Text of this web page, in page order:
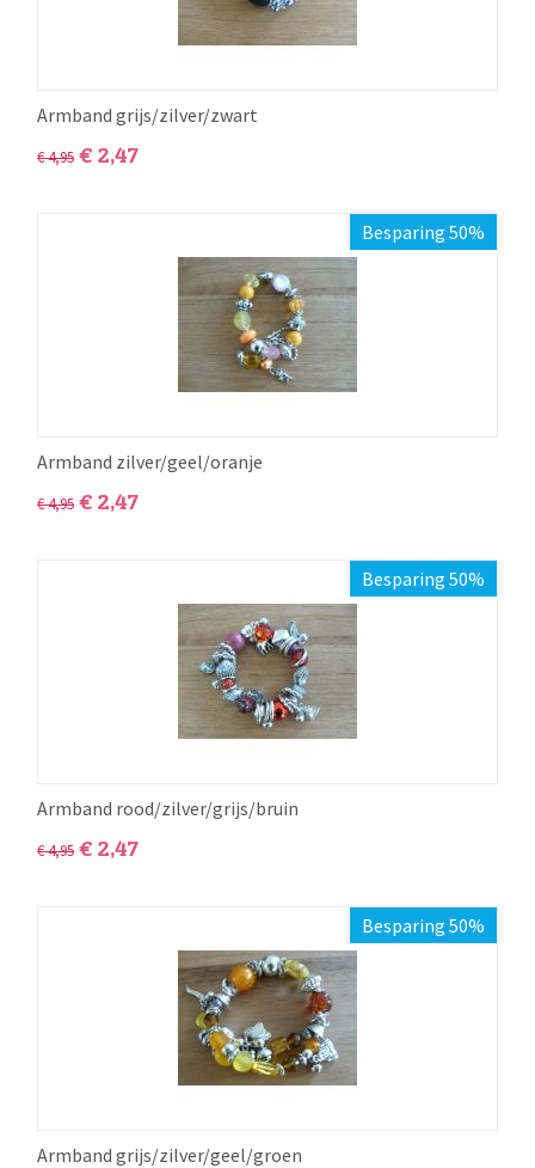
Armband grijs/zilver/zwart
€4,95 € 2,47
Besparing 50%
Armband zilver/geel/oranje
€4,95 € 2,47
Besparing 50%
Armband rood/zilver/grijs/bruin
€4,95 € 2,47
Besparing 50%
Armband grijs/zilver/geel/groen